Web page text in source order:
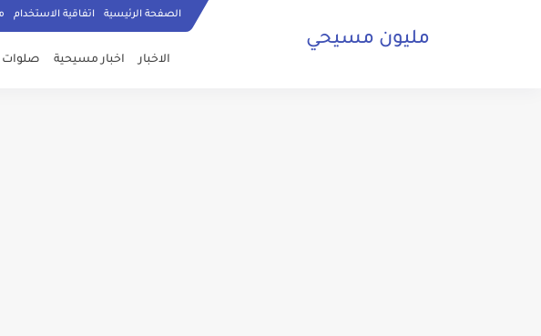
الصفحة الرئيسية اتفاقية الاستخدام
مليون مسيحي
الاخبار اخبار مسيحية